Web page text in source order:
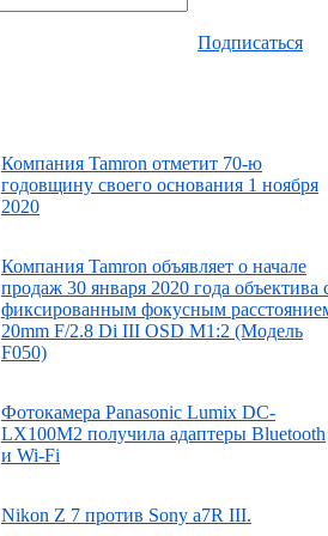
Подписаться
Компания Tamron отметит 70-ю
годовщину своего основания 1 ноября
2020
Компания Tamron объявляет о начале
продаж 30 января 2020 года объектива
фиксированным фокусным
20mm F/2.8 Di III OSD M1:2 (Модель
F050)
Фотокамера Panasonic Lumix DC-
LX100M2 получила адаптеры Bluetooth
и Wi-Fi
Nikon Z 7 против Sony a7R III.